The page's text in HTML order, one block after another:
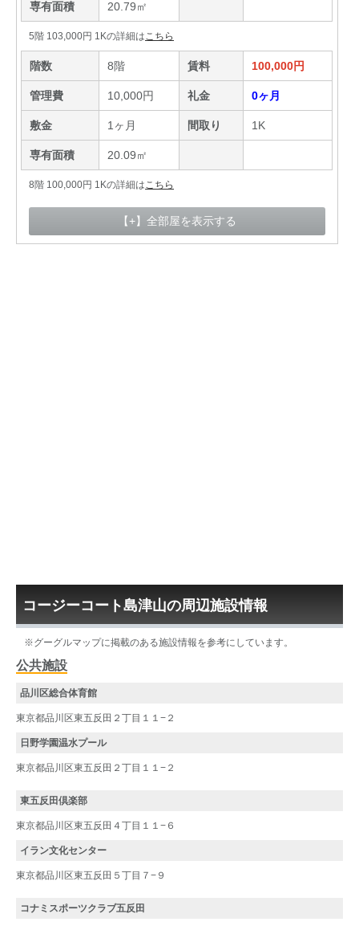
専有面積 20.79㎡
5階 103,000円 1Kの詳細は こちら
階数 8階 賃料 100,000円
管理費 10,000円 礼金 0ヶ月
敷金 1ヶ月 間取り 1K
専有面積 20.09㎡
8階 100,000円 1Kの詳細は こちら
【+】全部屋を表示する
コージーコート島津山の周辺施設情報
※グーグルマップに掲載のある施設情報を参考にしています。
公共施設
品川区総合体育館
東京都品川区東五反田２丁目１１−２
日野学園温水プール
東京都品川区東五反田２丁目１１−２
東五反田倶楽部
東京都品川区東五反田４丁目１１−６
イラン文化センター
東京都品川区東五反田５丁目７−９
コナミスポーツクラブ五反田